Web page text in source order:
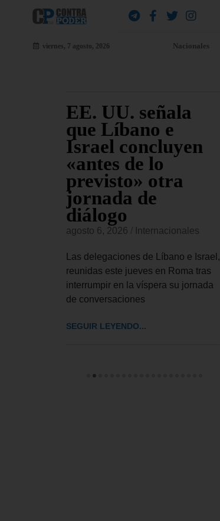
viernes, 7 agosto, 2026 Nacionales
EE. UU. señala
que Líbano e
Israel concluyen
«antes de lo
previsto» otra
jornada de
diálogo
agosto 6, 2026 Internacionales
Las delegaciones de Líbano e Israel,
reunidas este jueves en Roma tras
interrumpir en la víspera su jornada
de conversaciones
SEGUIR LEYENDO...